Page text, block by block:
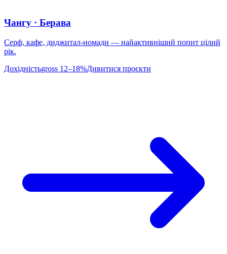
Чангу · Берава
Серф, кафе, диджитал-номади — найактивніший попит цілий
рік.
Дохідністьgross 12–18%Дивитися проєкти